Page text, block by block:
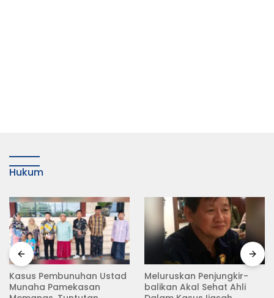
Hukum
Meluruskan Penjungkir-
balikan Akal Sehat Ahli
Rampas Motor Tanpa
Surat Resmi, Modus Baru